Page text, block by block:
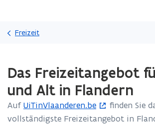
übergehen
Freizeit
fertig.
Sie
befinden
auf:
Das
Das Freizeitangebot
und Alt in Flandern
AufUiTinVlaanderen.be
(
ö
finden Sie
vollständigste Freizeitangebot in